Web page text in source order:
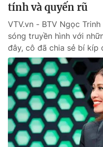
Emagazine
Photo
Video
VTV Money
VTV Sức khoẻ
tính và quyến rũ
VTV.vn - BTV Ngọc
sóng truyền hình với
đây, cô đã chia sẻ bí kíp